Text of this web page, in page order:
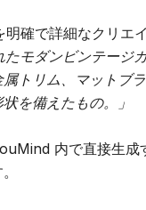
確で詳細なクリエ
たモダンビンテージ
トリム、マットブ
を備えたもの。」
内で直接生成